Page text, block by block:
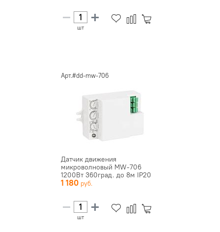
шт
Арт.#dd-mw-706
Датчик движения
микроволновый MW-706
1200Вт 360град. до 8м IP20
бел. EKF dd...
1 180
шт